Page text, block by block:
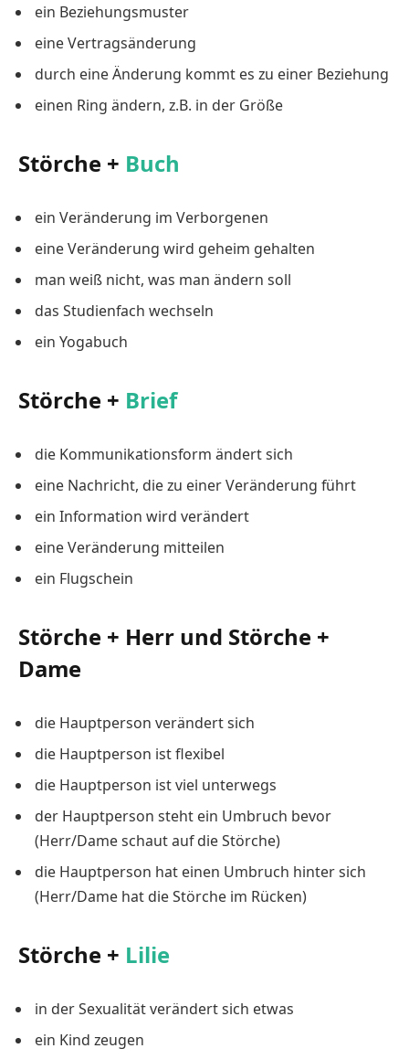
ein Beziehungsmuster
eine Vertragsänderung
durch eine Änderung kommt es zu einer Beziehung
einen Ring ändern, z.B. in der Größe
Störche + Buch
ein Veränderung im Verborgenen
eine Veränderung wird geheim gehalten
man weiß nicht, was man ändern soll
das Studienfach wechseln
ein Yogabuch
Störche + Brief
die Kommunikationsform ändert sich
eine Nachricht, die zu einer Veränderung führt
ein Information wird verändert
eine Veränderung mitteilen
ein Flugschein
Störche + Herr und Störche +
Dame
die Hauptperson verändert sich
die Hauptperson ist flexibel
die Hauptperson ist viel unterwegs
der Hauptperson steht ein Umbruch bevor
(Herr/Dame schaut auf die Störche)
die Hauptperson hat einen Umbruch hinter sich
(Herr/Dame hat die Störche im Rücken)
Störche + Lilie
in der Sexualität verändert sich etwas
ein Kind zeugen